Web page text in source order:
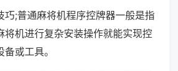
巧;普通麻将机程序控牌器一般是指
将机进行复杂安装操作就能实现控
或工具。